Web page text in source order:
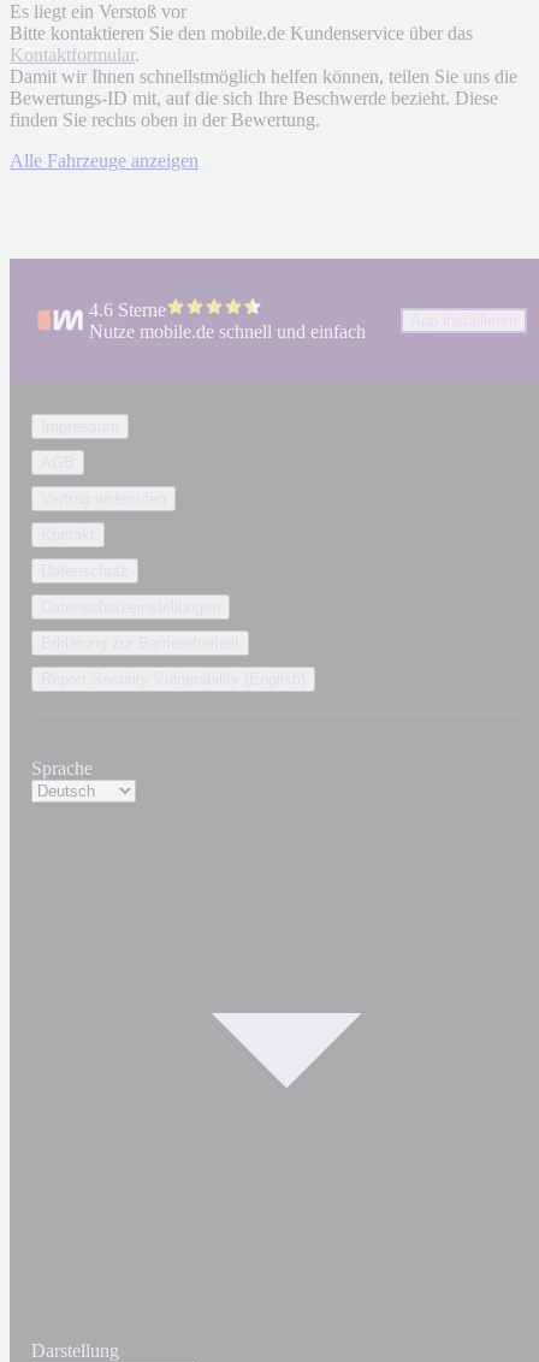
Es liegt ein Verstoß vor
Bitte kontaktieren Sie den mobile.de Kundenservice über das
Kontaktformular.
Damit wir Ihnen schnellstmöglich helfen können, teilen Sie uns die
Bewertungs-ID mit, auf die sich Ihre Beschwerde bezieht. Diese
finden Sie rechts oben in der Bewertung.
Alle Fahrzeuge anzeigen
4.6 Sterne
Nutze mobile.de schnell und einfach
Sprache
Darstellung